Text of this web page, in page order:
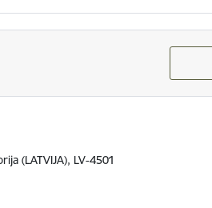
(LATVIJA), LV-4501